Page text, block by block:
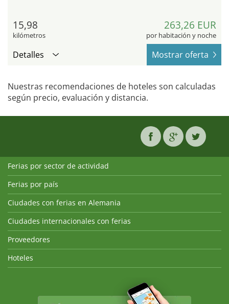
15,98
kilómetros
263,26 EUR
por habitación y noche
Detalles Mostrar oferta
Nuestras recomendaciones de hoteles son calculadas
según precio, evaluación y distancia.
Ferias por sector de actividad
Ferias por país
Ciudades con ferias en Alemania
Ciudades internacionales con ferias
Proveedores
Hoteles